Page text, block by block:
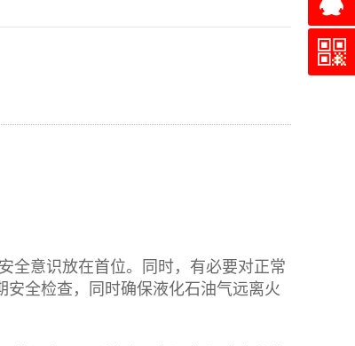
全意识放在首位。同时，有必要对正常
全检查，同时确保液化石油气远离火